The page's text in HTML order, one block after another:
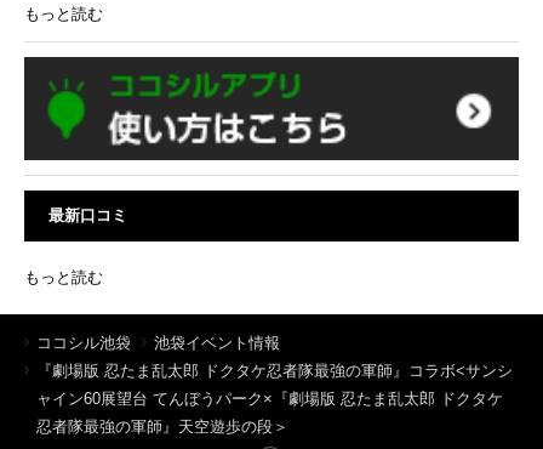
もっと読む
最新口コミ
もっと読む
ココシル池袋
池袋イベント情報
『劇場版 忍たま乱太郎 ドクタケ忍者隊最強の軍師』コラボ<サンシ
ャイン60展望台 てんぼうパーク×『劇場版 忍たま乱太郎 ドクタケ
忍者隊最強の軍師』天空遊歩の段＞